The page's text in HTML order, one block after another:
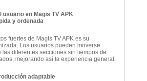
usuario en Magis TV APK
y ordenada
fuertes de Magis TV APK es su
Los usuarios pueden moverse
las diferentes secciones sin tiempos de
mejorando así la experiencia general.
adaptable